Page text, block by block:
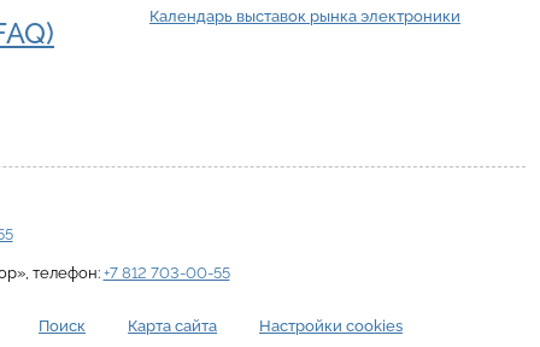
Календарь выставок рынка электроники
, телефон: +7 812 703-00-55
Поиск Карта сайта Настройки cookies